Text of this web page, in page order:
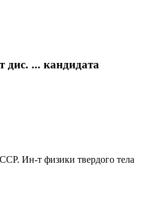
... кандидата
Ин-т физики твердого тела